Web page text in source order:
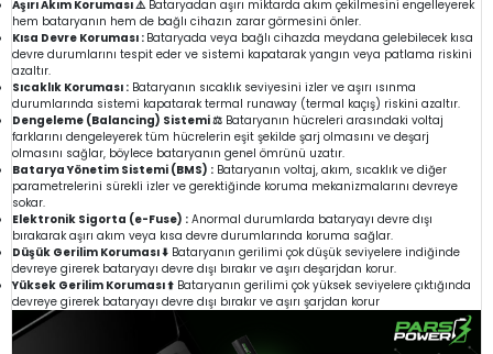
Aşırı Akım Koruması ⚠️Bataryadan aşırı miktarda akım çekilmesini engelleyerek
hem bataryanın hem de bağlı cihazın zarar görmesini önler.
Kısa Devre Koruması : Bataryada veya bağlı cihazda meydana gelebilecek kısa
devre durumlarını tespit eder ve sistemi kapatarak yangın veya patlama riskini
azaltır.
Sıcaklık Koruması : Bataryanın sıcaklık seviyesini izler ve aşırı ısınma
durumlarında sistemi kapatarak termal runaway (termal kaçış) riskini azaltır.
Dengeleme (Balancing) Sistemi ⚖️ Bataryanın hücreleri arasındaki voltaj
farklarını dengeleyerek tüm hücrelerin eşit şekilde şarj olmasını ve deşarj
olmasını sağlar, böylece bataryanın genel ömrünü uzatır.
Batarya Yönetim Sistemi (BMS) : Bataryanın voltaj, akım, sıcaklık ve diğer
parametrelerini sürekli izler ve gerektiğinde koruma mekanizmalarını devreye
sokar.
Elektronik Sigorta (e-Fuse) : Anormal durumlarda bataryayı devre dışı
bırakarak aşırı akım veya kısa devre durumlarında koruma sağlar.
Düşük Gerilim Koruması ⬇️ Bataryanın gerilimi çok düşük seviyelere indiğinde
devreye girerek bataryayı devre dışı bırakır ve aşırı deşarjdan korur.
Yüksek Gerilim Koruması ⬆️ Bataryanın gerilimi çok yüksek seviyelere çıktığında
devreye girerek bataryayı devre dışı bırakır ve aşırı şarjdan korur